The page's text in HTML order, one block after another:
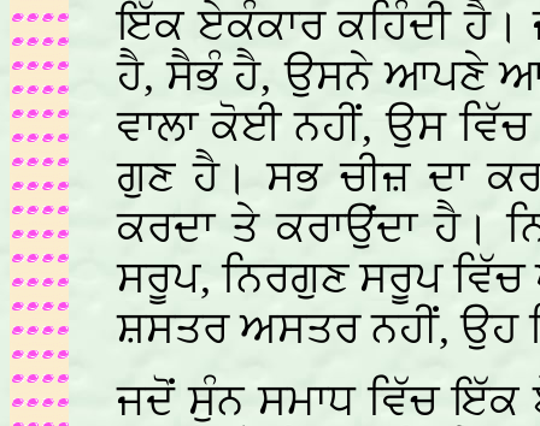
ਇੱਕ ਏਕੰਕਾਰ ਕਹਿੰਦੀ ਹੈ।
ਹੈ, ਸੈਭੰ ਹੈ, ਉਸਨੇ ਆਪਣੇ
ਵਾਲਾ ਕੋਈ ਨਹੀਂ, ਉਸ
ਗੁਣ ਹੈ। ਸਭ ਚੀਜ਼ ਦਾ
ਕਰਦਾ ਤੇ ਕਰਾਉਂਦਾ ਹੈ।
ਸਰੂਪ, ਨਿਰਗੁਣ ਸਰੂਪ ਵਿੱਚ
ਸ਼ਸਤਰ ਅਸਤਰ ਨਹੀਂ, ਉਹ
ਜਦੋਂ ਸੁੰਨ ਸਮਾਧ ਵਿੱਚ ਇੱਕ